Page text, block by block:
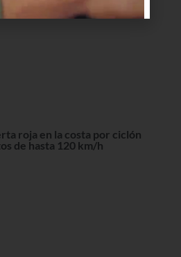
roja en la costa por ciclón
de hasta 120 km/h